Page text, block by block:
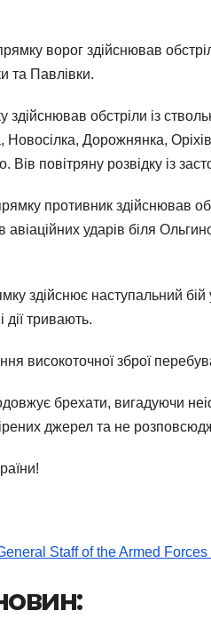
ворог здійснював
та Павлівки.
обстріли із
Дорожнянка,
Вів повітряну розвідку із
противник здійснював
ударів біля
здійснює наступальний
дії тривають.
високоточної зброї
брехати, вигадуючи
джерел та не
Staff of the Armed